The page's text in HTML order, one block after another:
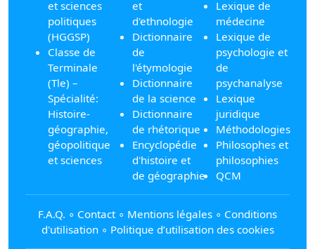
et sciences
politiques
(HGGSP)
Classe de
Terminale
(Tle) –
Spécialité:
Histoire-
géographie,
géopolitique
et sciences
et
d'ethnologie
Dictionnaire
de
l'étymologie
Dictionnaire
de la science
Dictionnaire
de rhétorique
Encyclopédie
d'histoire et
de géographie
Lexique de
médecine
Lexique de
psychologie et
de
psychanalyse
Lexique
juridique
Méthodologies
Philosophes et
philosophies
QCM
F.A.Q. ∘ Contact ∘ Mentions légales ∘ Conditions
d'utilisation∘ Politique d’utilisation des cookies